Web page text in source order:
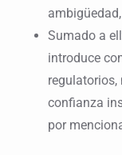
Sumado a
introduce
confianza
por